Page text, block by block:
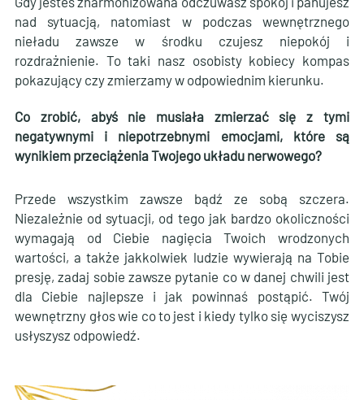
nad sytuacją, natomiast w podczas wewnętrznego
nieładu zawsze w środku czujesz niepokój i
rozdrażnienie. To taki nasz osobisty kobiecy kompas
pokazujący czy zmierzamy w odpowiednim kierunku.
Co zrobić, abyś nie musiała zmierzać się z tymi
negatywnymi i niepotrzebnymi emocjami, które są
wynikiem przeciążenia Twojego układu nerwowego?
Przede wszystkim zawsze bądź ze sobą szczera.
Niezależnie od sytuacji, od tego jak bardzo okoliczności
wymagają od Ciebie nagięcia Twoich wrodzonych
wartości, a także jakkolwiek ludzie wywierają na Tobie
presję, zadaj sobie zawsze pytanie co w danej chwili jest
dla Ciebie najlepsze i jak powinnaś postąpić. Twój
wewnętrzny głos wie co to jest i kiedy tylko się wyciszysz
usłyszysz odpowiedź.